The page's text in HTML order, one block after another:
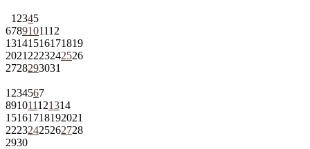
1 2345
6789101112
13141516171819
2021 2223242526
2728293031
1 234567
891011121314
15161718192021
22232425262728
2930